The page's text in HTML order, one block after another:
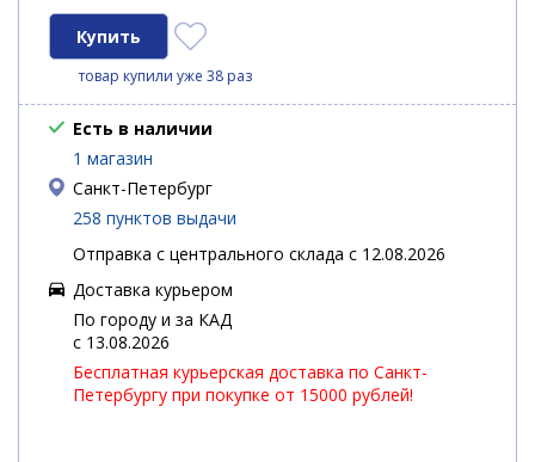
товар купили уже 38 раз
Есть в наличии
1 магазин
Санкт-Петербург
258 пунктов выдачи
Отправка с центрального склада с 12.08.2026
Доставка курьером
По городу и за КАД
c 13.08.2026
Бесплатная курьерская доставка по Санкт-
Петербургу при покупке от 15000 рублей!